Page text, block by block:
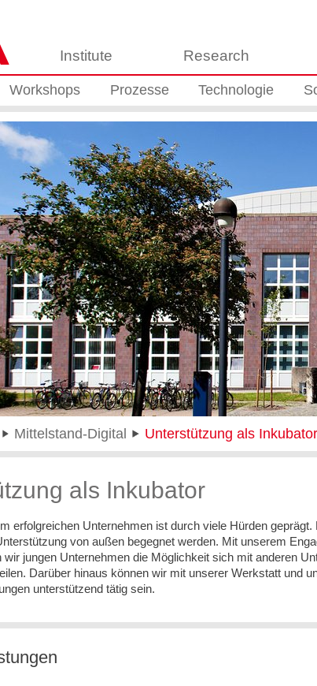
Institute Research
Workshops Prozesse Technologie
Mittelstand-Digital Unterstützung als Inkubator
als Inkubator
erfolgreichen Unternehmen ist durch viele Hürden
von außen begegnet werden. Mit unserem
wir jungen Unternehmen die Möglichkeit sich mit anderen
Darüber hinaus können wir mit unserer Werkstatt und
unterstützend tätig sein.